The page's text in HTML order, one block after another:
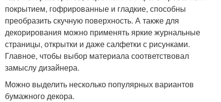
покрытием, гофрированные и гладкие, способны
преобразить скучную поверхность. А также для
декорирования можно применять яркие журнальные
страницы, открытки и даже салфетки с рисунками.
Главное, чтобы выбор материала соответствовал
замыслу дизайнера.
Можно выделить несколько популярных вариантов
бумажного декора.